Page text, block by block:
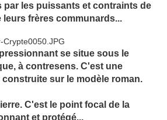
par les puissants et contraints de
leurs frères communards...
se situe sous le
à contresens. C'est une
sur le modèle roman.
C'est le point focal de la
et protégé...